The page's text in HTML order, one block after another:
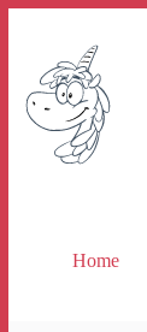
springen
Home